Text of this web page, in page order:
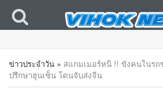
ข่าวประจำวัน » สแกมเมอร์หนี !! ขังคนในรถ
ปรึกษาฮุนเซ็น โดนจับส่งจีน